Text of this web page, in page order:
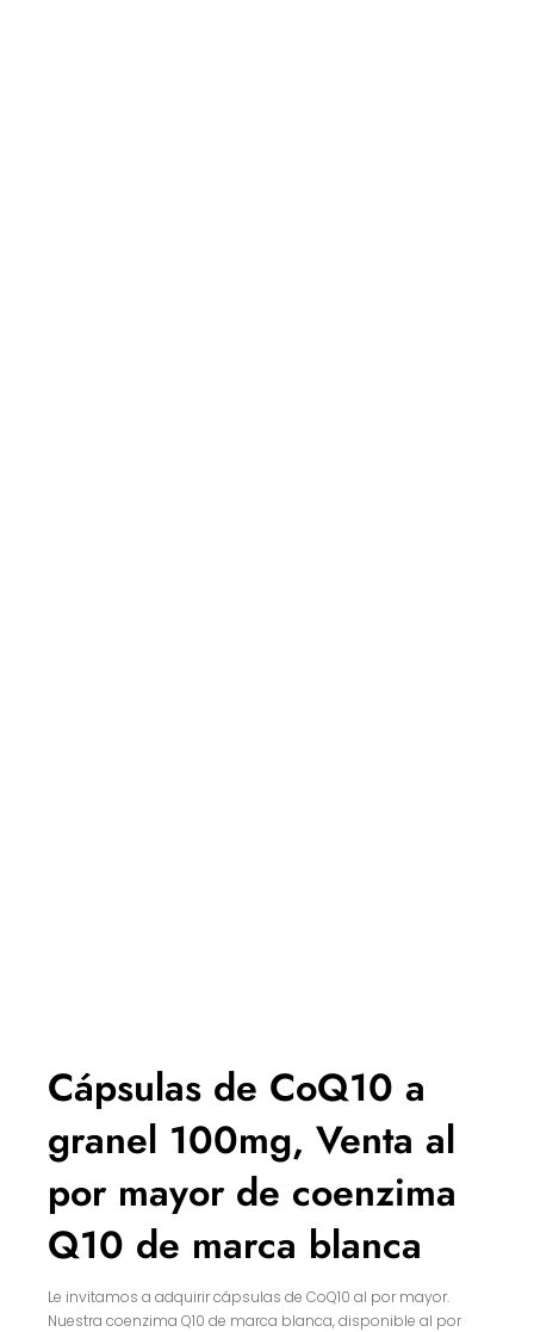
Cápsulas de CoQ10 a
granel 100mg, Venta al
por mayor de coenzima
Q10 de marca blanca
Le invitamos a adquirir cápsulas de CoQ10 al por mayor.
Nuestra coenzima Q10 de marca blanca, disponible al por